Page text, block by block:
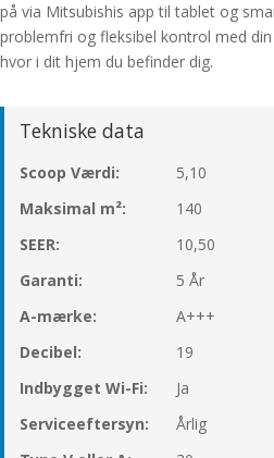
på via Mitsubishis app til tablet og
problemfri og fleksibel kontrol med
hvor i dit hjem du befinder dig.
Tekniske data
Scoop Værdi:
5,10
Maksimal m²:
140
SEER:
10,50
Garanti:
5 År
A-mærke:
A+++
Decibel:
19
Indbygget Wi-Fi:
Ja
Serviceeftersyn:
Årlig